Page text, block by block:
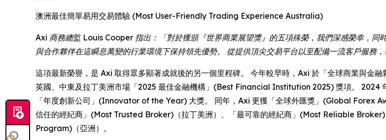
澳洲最佳簡單易用交易體驗 (Most User-Friendly Trading Experience Australia)
Axi 商務總監 Louis Cooper 指出：「對於獲頒『世界商業展望獎』的五項殊榮，我們深感榮幸，同
與合作夥伴在這瞬息萬變的行業環境下保持領先優勢。 從提供頂尖交易平台以至配備一流客戶服務
這項最新榮譽，是 Axi 取得眾多顯著成就後的另一個里程碑。 今年較早時，Axi 於「全球商業與
英國、中東及拉丁美洲市場「2025 最佳金融機構」(Best Financial Institution 2025) 獎項。
「年度創新公司」(Innovator of the Year) 大獎。 同年，Axi 更獲「全球外匯獎」(Global Forex
信任的經紀商」(Most Trusted Broker)（拉丁美洲）、「最可靠的經紀商」(Most Reliable
Program)（亞洲）。